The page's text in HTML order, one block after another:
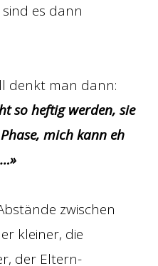
es dann
denkt man dann:
so heftig werden, sie
mich kann eh
zwischen
kleiner, die
der Eltern-